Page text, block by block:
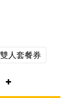
人套餐券